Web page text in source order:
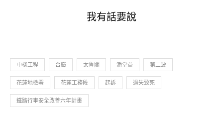
我有話要說
中棪工程 台鐵 太魯閣 潘堂益 第二波
花蓮地檢署 花蓮工務段 起訴 過失致死
鐵路行車安全改善六年計畫